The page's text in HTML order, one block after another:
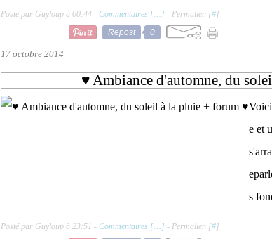
Posté par Guyloup à 00:44 - Commentaires [… ] - Permalien [#]
Repost
0
17 octobre 2014
♥ Ambiance d'automne, du
e et
s
Posté par Guyloup à 23:51 - Commentaires [… ] - Permalien [#]